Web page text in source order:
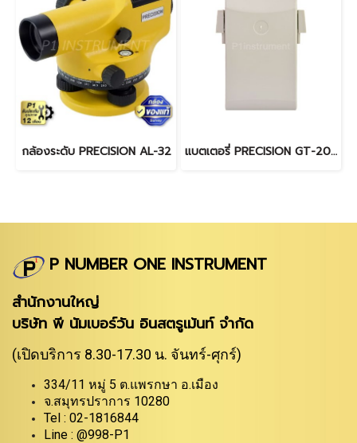
กล้องระดับ PRECISION AL-32 แบตเตอรี่ PRECISION GT-205U (BDC25H)
P NUMBER ONE INSTRUMENT
สำนักงานใหญ่
บริษัท พี นัมเบอร์วัน อินสตรูเม้นท์ จำกัด
(เปิดบริการ 8.30-17.30 น. จันทร์-ศุกร์)
334/11 หมู่ 5 ต.แพรกษา อ.เมือง
จ.สมุทรปราการ 10280
Tel : 02-1816844
Line : @998-P1